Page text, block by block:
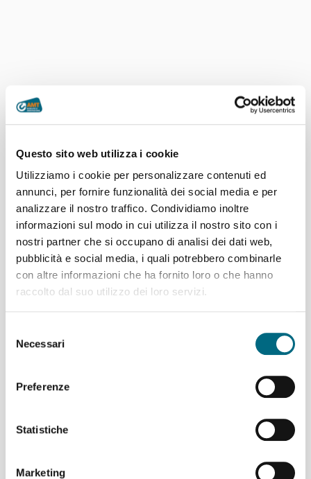
Questo sito web utilizza i cookie
Utilizziamo i cookie per personalizzare contenuti ed
annunci, per fornire funzionalità dei social media e per
analizzare il nostro traffico. Condividiamo inoltre
informazioni sul modo in cui utilizza il nostro sito con i
nostri partner che si occupano di analisi dei dati web,
pubblicità e social media, i quali potrebbero combinarle
con altre informazioni che ha fornito loro o che hanno
raccolto dal suo utilizzo dei loro servizi.
delNecessari
Preferenze
Statistiche
Marketing
Articoli recenti
Linee AMT per l’incontro di calcio Genoa – Deportivo La
domenica 9 agosto
Linee 704, 705, 750, 798, 861, 864, 865 e 945 –
Linea 825 – Da giovedì 6 agosto servizio regolare